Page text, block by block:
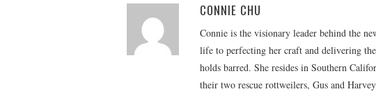
CONNIE CHU
Connie is the visionary leader behind the
life to perfecting her craft and delivering
holds barred. She resides in Southern
their two rescue rottweilers, Gus and